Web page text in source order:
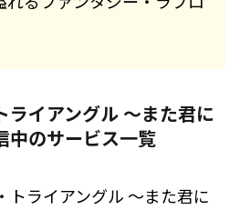
ライアングル ～また君に
中のサービス一覧
トライアングル ～また君に